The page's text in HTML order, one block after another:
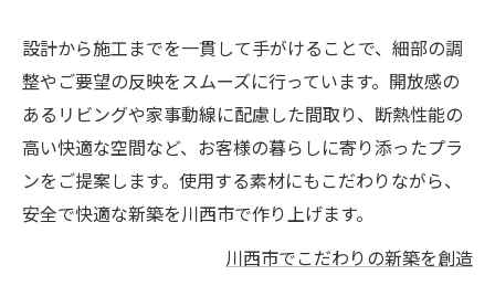
設計から施工までを一貫して手がけることで、細部の調
整やご要望の反映をスムーズに行っています。開放感の
あるリビングや家事動線に配慮した間取り、断熱性能の
高い快適な空間など、お客様の暮らしに寄り添ったプラ
ンをご提案します。使用する素材にもこだわりながら、
安全で快適な新築を川西市で作り上げます。
川西市でこだわりの新築を創造